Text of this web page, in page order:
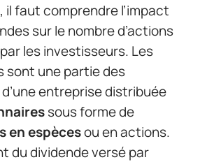
, il faut comprendre l’impact
sur le nombre d’actions
les investisseurs. Les
sont une partie des
entreprise distribuée
sous forme de
en espècesou en actions.
du dividende versé par